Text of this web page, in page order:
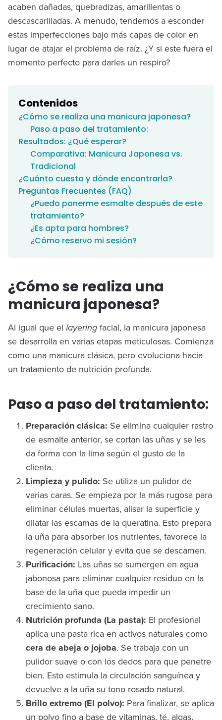
acaben dañadas, quebradizas, amarillentas o
descascarilladas. A menudo, tendemos a esconder
estas imperfecciones bajo más capas de color en
lugar de atajar el problema de raíz. ¿Y si este fuera el
momento perfecto para darles un respiro?
Contenidos
¿Cómo se realiza una manicura japonesa?
Paso a paso del tratamiento:
Resultados: ¿Qué esperar?
Comparativa: Manicura Japonesa vs.
Tradicional
¿Cuánto cuesta y dónde encontrarla?
Preguntas Frecuentes (FAQ)
¿Puedo ponerme esmalte después de este
tratamiento?
¿Es apta para hombres?
¿Cómo reservo mi sesión?
¿Cómo se realiza una
manicura japonesa?
Al igual que el layering facial, la manicura japonesa
se desarrolla en varias etapas meticulosas. Comienza
como una manicura clásica, pero evoluciona hacia
un tratamiento de nutrición profunda.
Paso a paso del tratamiento:
Preparación clásica: Se elimina cualquier rastro
de esmalte anterior, se cortan las uñas y se les
da forma con la lima según el gusto de la
clienta.
Limpieza y pulido: Se utiliza un pulidor de
varias caras. Se empieza por la más rugosa para
eliminar células muertas, alisar la superficie y
dilatar las escamas de la queratina. Esto prepara
la uña para absorber los nutrientes, favorece la
regeneración celular y evita que se descamen.
Purificación: Las uñas se sumergen en agua
jabonosa para eliminar cualquier residuo en la
base de la uña que pueda impedir un
crecimiento sano.
Nutrición profunda (La pasta): El profesional
aplica una pasta rica en activos naturales como
cera de abeja o jojoba. Se trabaja con un
pulidor suave o con los dedos para que penetre
bien. Esto estimula la circulación sanguínea y
devuelve a la uña su tono rosado natural.
Brillo extremo (El polvo): Para finalizar, se aplica
un polvo fino a base de vitaminas, té, algas,